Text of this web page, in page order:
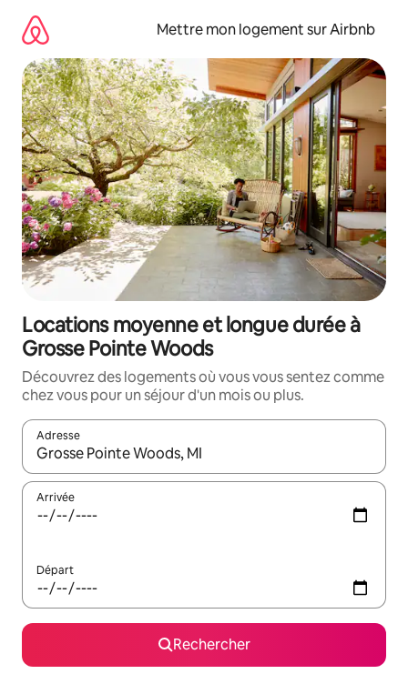
directement
contenu
Mettre mon logement sur Airbnb
Locations moyenne et longue durée à
Grosse Pointe Woods
Découvrez des logements où vous vous sentez comme
chez vous pour un séjour d'un mois ou plus.
Adresse
Lorsque les résultats s'affichent, utilisez les flèches vers le
Arrivée
Départ
Rechercher